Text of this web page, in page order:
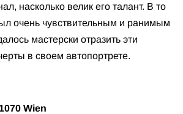
насколько велик его талант. В то
очень чувствительным и ранимым
мастерски отразить эти
в своем автопортрете.
Wien